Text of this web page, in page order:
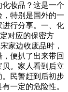
妆品？这是一个
特别是国外的一
行分享。一、化
对应的保密方
家边收废品时，
便扒了出来带回
。家人看到后立
民警赶到后初步
一定的危险性。